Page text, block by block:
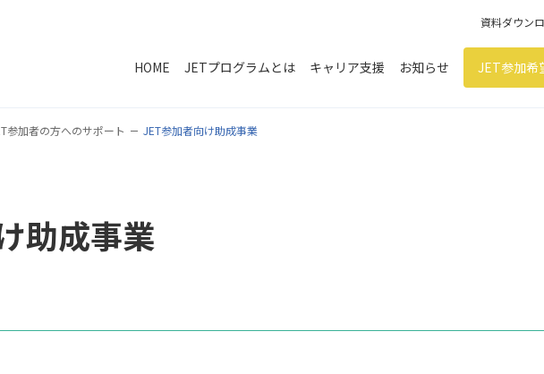
資料ダウン
HOME JETプログラムとは キャリア支援 お知らせ JET参加希
参加者の方へのサポート JET参加者向け助成事業
助成事業